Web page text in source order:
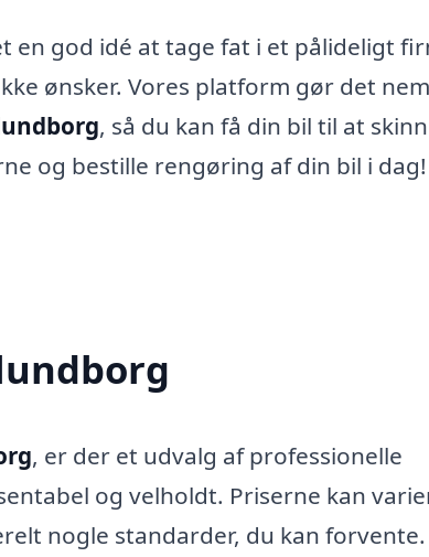
en god idé at tage fat i et pålideligt
ønsker. Vores platform gør det
, så du kan få din bil til at
og bestille rengøring af din bil i dag!
, er der et udvalg af professionelle
og velholdt. Priserne kan
nogle standarder, du kan